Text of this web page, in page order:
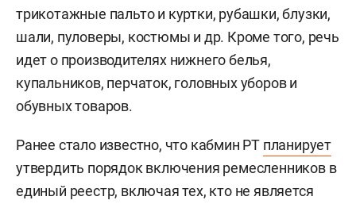
трикотажные пальто и куртки, рубашки, блузки,
шали, пуловеры, костюмы и др. Кроме того, речь
идет о производителях нижнего белья,
купальников, перчаток, головных уборов и
обувных товаров.
Ранее стало известно, что кабмин РТ планирует
утвердить порядок включения ремесленников в
единый реестр, включая тех, кто не является